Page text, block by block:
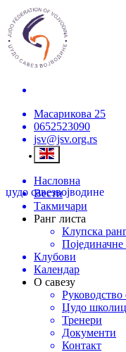
Масарикова 25
0652523090
jsv@jsv.org.rs
џудо савезвојводине
Насловна
Вести
Такмичари
Ранг листа
Клупска
Појединачне
Клубови
Календар
О савезу
Руководство
Џудо
Тренери
Документи
Контакт